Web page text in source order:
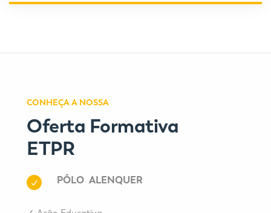
CONHEÇA A NOSSA
Oferta Formativa
ETPR
PÓLO ALENQUER